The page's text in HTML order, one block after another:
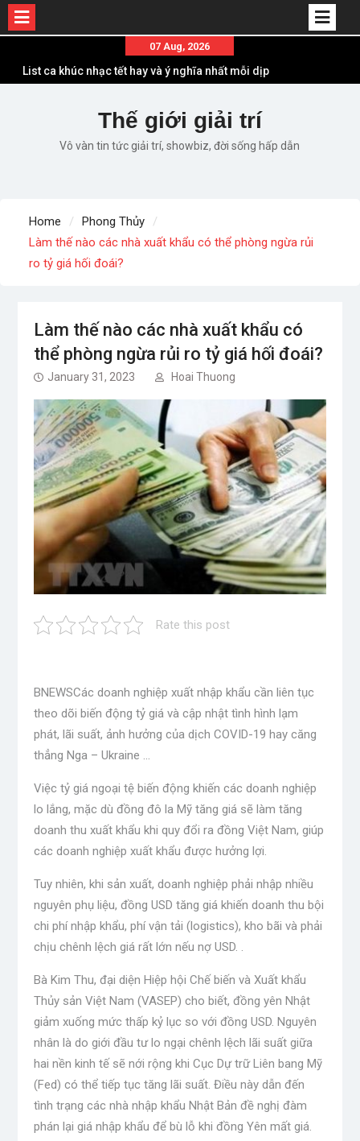
content
07 Aug, 2026
List ca khúc nhạc tết hay và ý nghĩa nhất mỗi dịp
Em ơi lên phố – Minh Vương: Màn comeback
“ngoạn mục” với triệu view
Những ca khúc nhạc xuân “sặc mùi” quảng cáo
Lời bài hát Chúng Ta của Hiện Tại – Sơn Tùng M-
TP – Full lyrics bản chuẩn
Thế giới giải trí
Vô vàn tin tức giải trí, showbiz, đời sống hấp dẫn
Home
Phong Thủy
Làm thế nào các nhà xuất khẩu có thể phòng ngừa rủi
ro tỷ giá hối đoái?
Làm thế nào các nhà xuất khẩu có
thể phòng ngừa rủi ro tỷ giá hối đoái?
January 31, 2023 Hoai Thuong
Rate this post
BNEWSCác doanh nghiệp xuất nhập khẩu cần liên tục
theo dõi biến động tỷ giá và cập nhật tình hình lạm
phát, lãi suất, ảnh hưởng của dịch COVID-19 hay căng
thẳng Nga – Ukraine …
Việc tỷ giá ngoại tệ biến động khiến các doanh nghiệp
lo lắng, mặc dù đồng đô la Mỹ tăng giá sẽ làm tăng
doanh thu xuất khẩu khi quy đổi ra đồng Việt Nam, giúp
các doanh nghiệp xuất khẩu được hưởng lợi.
Tuy nhiên, khi sản xuất, doanh nghiệp phải nhập nhiều
nguyên phụ liệu, đồng USD tăng giá khiến doanh thu bội
chi phí nhập khẩu, phí vận tải (logistics), kho bãi và phải
chịu chênh lệch giá rất lớn nếu nợ USD. .
Bà Kim Thu, đại diện Hiệp hội Chế biến và Xuất khẩu
Thủy sản Việt Nam (VASEP) cho biết, đồng yên Nhật
giảm xuống mức thấp kỷ lục so với đồng USD. Nguyên
nhân là do giới đầu tư lo ngại chênh lệch lãi suất giữa
hai nền kinh tế sẽ nới rộng khi Cục Dự trữ Liên bang Mỹ
(Fed) có thể tiếp tục tăng lãi suất. Điều này dẫn đến
tình trạng các nhà nhập khẩu Nhật Bản đề nghị đàm
phán lại giá nhập khẩu để bù lỗ khi đồng Yên mất giá.